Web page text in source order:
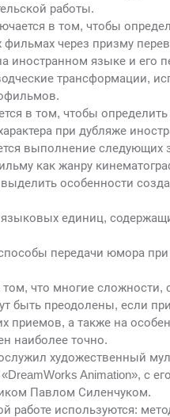
работы.
в том, чтобы
через призму
иностранном языке и его
трансформации,
в том, чтобы
при дубляже
выполнение следующих
как жанру
особенности
единиц,
передачи юмора
что многие
быть преодолены, если
приемов, а также на
наиболее точно.
художественный
Animation», с
Павлом Силенчуком.
работе используются: